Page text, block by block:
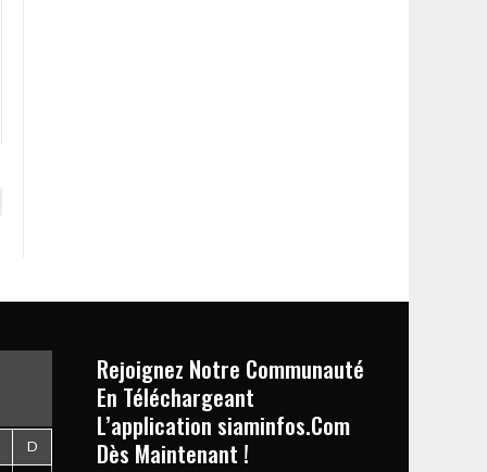
D
Rejoignez Notre Communauté
En Téléchargeant
L’application siaminfos.Com
Dès Maintenant !